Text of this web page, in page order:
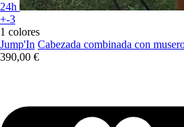
24h
+-3
1 colores
Jump'In Cabezada combinada con
390,00 €